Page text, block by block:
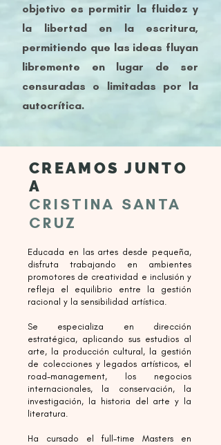
objetivo es permitir la fluidez y
la libertad en la escritura,
permitiendo que las ideas fluyan
libremente en lugar de ser
censuradas o limitadas por la
autocrítica.
CREAMOS JUNTO
A
CRISTINA SANTA
CRUZ
Educada en las artes desde pequeña,
disfruta trabajando en ambientes
promotores de creatividad e inclusión y
refleja el equilibrio entre la gestión
racional y la sensibilidad artística.
Se especializa en dirección
estratégica, aplicando sus estudios al
arte, la producción cultural, la gestión
de colecciones y legados artísticos, el
road-management, los negocios
internacionales, la conservación, la
investigación, la historia del arte y la
literatura.
Ha cursado el full-time Masters en